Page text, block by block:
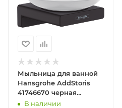
Мыльница для ванной
Hansgrohe AddStoris
41746670 черная
матовая
В наличии